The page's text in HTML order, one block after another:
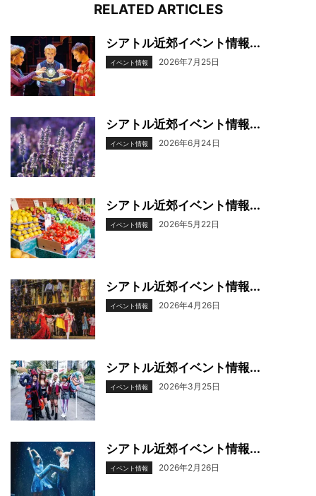
RELATED ARTICLES
シアトル近郊イベント情報...
イベント情報 2026年7月25日
シアトル近郊イベント情報...
イベント情報 2026年6月24日
シアトル近郊イベント情報...
イベント情報 2026年5月22日
シアトル近郊イベント情報...
イベント情報 2026年4月26日
シアトル近郊イベント情報...
イベント情報 2026年3月25日
シアトル近郊イベント情報...
イベント情報 2026年2月26日